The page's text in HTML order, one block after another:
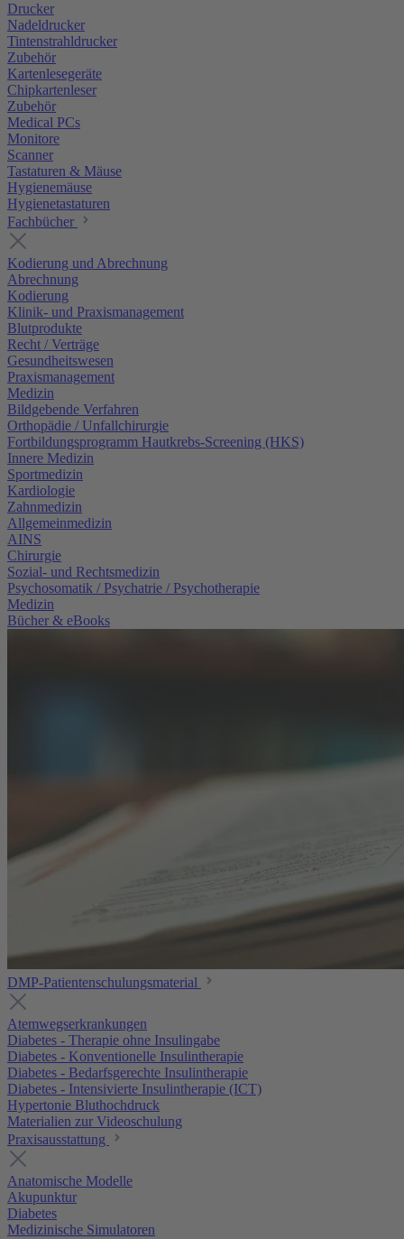
Drucker
Nadeldrucker
Tintenstrahldrucker
Zubehör
Kartenlesegeräte
Chipkartenleser
Zubehör
Medical PCs
Monitore
Scanner
Tastaturen & Mäuse
Hygienemäuse
Hygienetastaturen
Fachbücher
Kodierung und Abrechnung
Abrechnung
Kodierung
Klinik- und Praxismanagement
Blutprodukte
Recht / Verträge
Gesundheitswesen
Praxismanagement
Medizin
Bildgebende Verfahren
Orthopädie / Unfallchirurgie
Fortbildungsprogramm Hautkrebs-Screening (HKS)
Innere Medizin
Sportmedizin
Kardiologie
Zahnmedizin
Allgemeinmedizin
AINS
Chirurgie
Sozial- und Rechtsmedizin
Psychosomatik / Psychatrie / Psychotherapie
Medizin
Bücher & eBooks
DMP-Patientenschulungsmaterial
Atemwegserkrankungen
Diabetes - Therapie ohne Insulingabe
Diabetes - Konventionelle Insulintherapie
Diabetes - Bedarfsgerechte Insulintherapie
Diabetes - Intensivierte Insulintherapie (ICT)
Hypertonie Bluthochdruck
Materialien zur Videoschulung
Praxisausstattung
Anatomische Modelle
Akupunktur
Diabetes
Medizinische Simulatoren